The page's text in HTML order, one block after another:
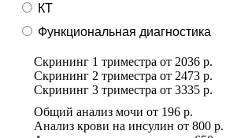
КТ
Функциональная диагностика
Скрининг 1 триместра от 2036 р.
Скрининг 2 триместра от 2473 р.
Скрининг 3 триместра от 3335 р.
Общий анализ мочи от 196 р.
Анализ крови на инсулин от 800 р.